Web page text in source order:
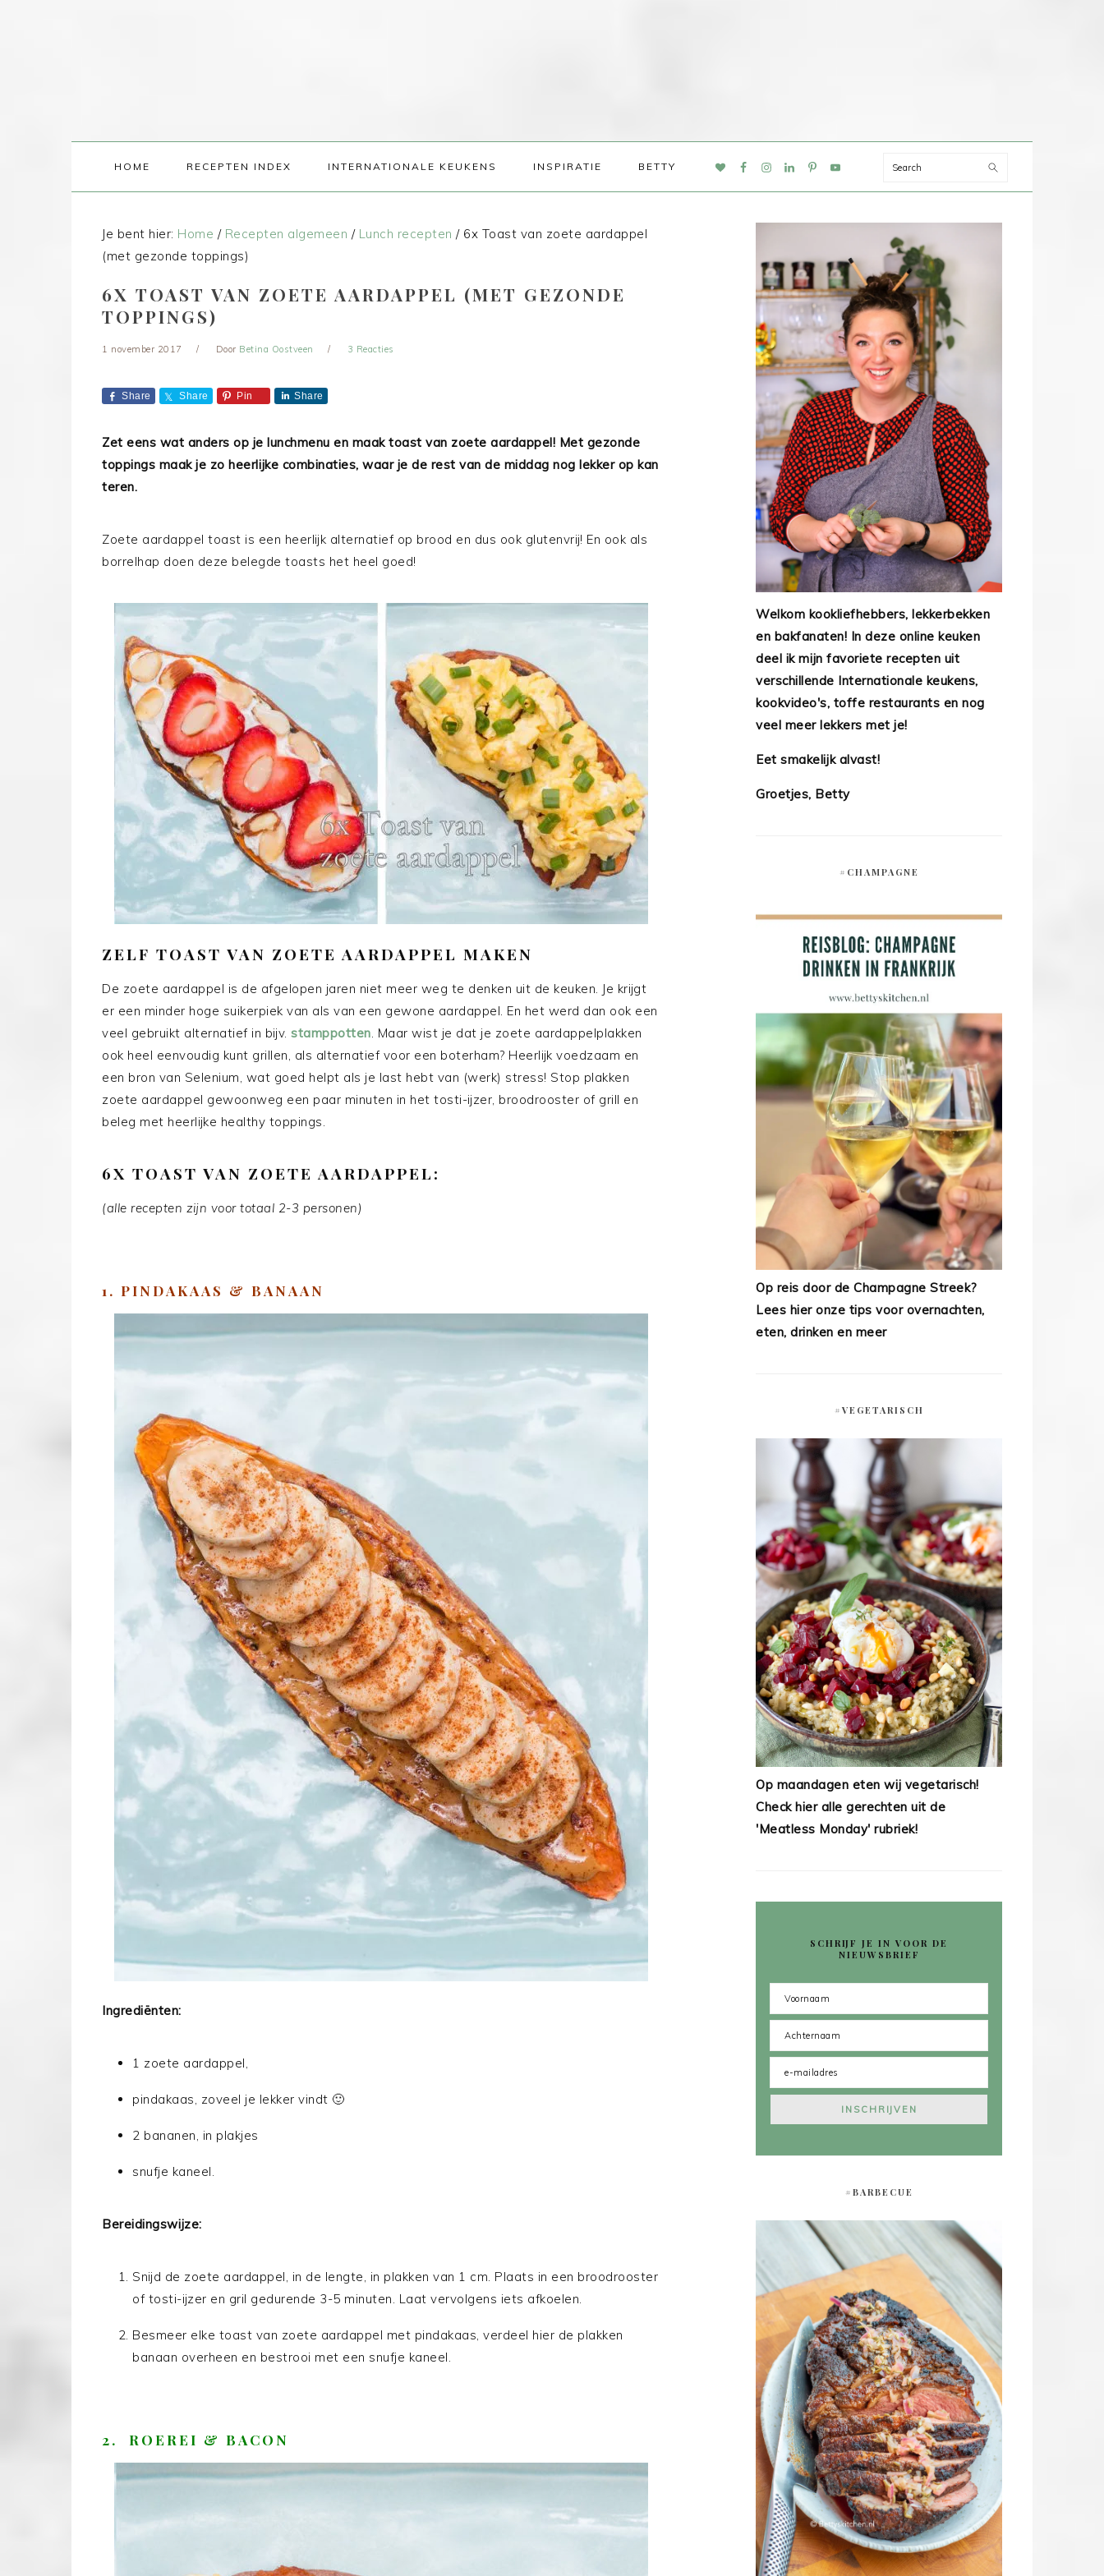
HOME RECEPTEN INDEX INTERNATIONALE KEUKENS INSPIRATIE BETTY
NAV
Search
Je bent hier: Home / Recepten algemeen / Lunch recepten /6x Toast van zoete aardappel
(met gezonde toppings)
6X TOAST VAN ZOETE AARDAPPEL (MET GEZONDE
TOPPINGS)
1 november 2017 Door Betina Oostveen 3 Reacties
Share Share Pin Share
Zet eens wat anders op je lunchmenu en maak toast van zoete aardappel! Met gezonde
toppings maak je zo heerlijke combinaties, waar je de rest van de middag nog lekker op kan
teren.
Zoete aardappel toast is een heerlijk alternatief op brood en dus ook glutenvrij! En ook als
borrelhap doen deze belegde toasts het heel goed!
ZELF TOAST VAN ZOETE AARDAPPEL MAKEN
De zoete aardappel is de afgelopen jaren niet meer weg te denken uit de keuken. Je krijgt
er een minder hoge suikerpiek van als van een gewone aardappel. En het werd dan ook een
veel gebruikt alternatief in bijv. stamppotten. Maar wist je dat je zoete aardappelplakken
ook heel eenvoudig kunt grillen, als alternatief voor een boterham? Heerlijk voedzaam en
een bron van Selenium, wat goed helpt als je last hebt van (werk) stress! Stop plakken
zoete aardappel gewoonweg een paar minuten in het tosti-ijzer, broodrooster of grill en
beleg met heerlijke healthy toppings.
6X TOAST VAN ZOETE AARDAPPEL:
(alle recepten zijn voor totaal 2-3 personen)
1. PINDAKAAS & BANAAN
Ingrediënten:
1 zoete aardappel,
pindakaas, zoveel je lekker vindt 🙂
2 bananen, in plakjes
snufje kaneel.
Bereidingswijze:
Snijd de zoete aardappel, in de lengte, in plakken van 1 cm. Plaats in een broodrooster
of tosti-ijzer en gril gedurende 3-5 minuten. Laat vervolgens iets afkoelen.
Besmeer elke toast van zoete aardappel met pindakaas, verdeel hier de plakken
banaan overheen en bestrooi met een snufje kaneel.
2. ROEREI & BACON
Welkom kookliefhebbers, lekkerbekken
en bakfanaten! In deze online keuken
deel ik mijn favoriete recepten uit
verschillende Internationale keukens,
kookvideo's, toffe restaurants en nog
veel meer lekkers met je!
Eet smakelijk alvast!
Groetjes, Betty
#CHAMPAGNE
Op reis door de Champagne Streek?
Lees hier onze tips voor overnachten,
eten, drinken en meer
#VEGETARISCH
Op maandagen eten wij vegetarisch!
Check hier alle gerechten uit de
'Meatless Monday' rubriek!
SCHRIJF JE IN VOOR DE
NIEUWSBRIEF
#BARBECUE